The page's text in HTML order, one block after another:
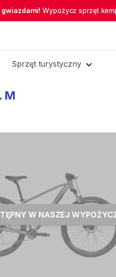
gwiazdami! Wypożycz sprzęt
Sprzęt turystyczny
M
W NASZEJ